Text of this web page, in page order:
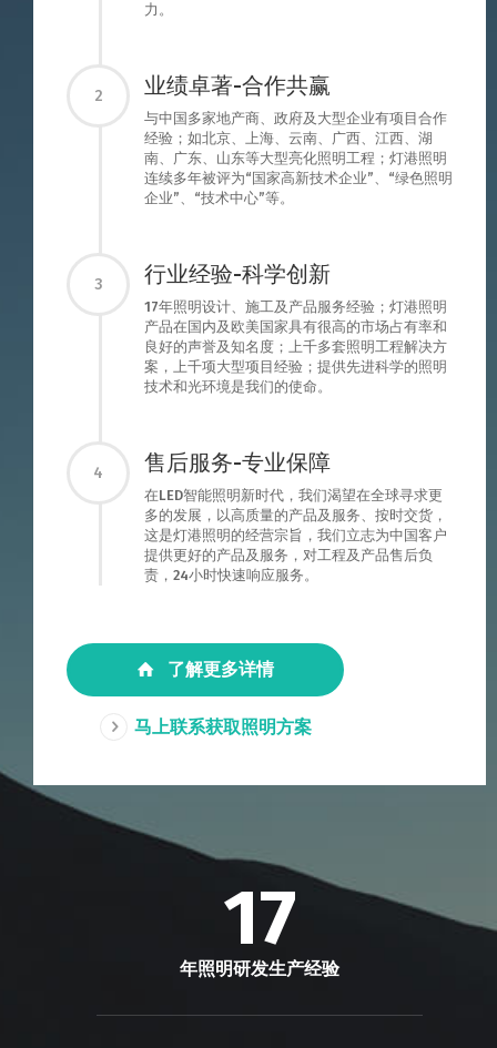
力。
2 业绩卓著-合作共赢
与中国多家地产商、政府及大型企业有项目合作
经验；如北京、上海、云南、广西、江西、湖
南、广东、山东等大型亮化照明工程；灯港照明
连续多年被评为“国家高新技术企业”、“绿色照明
企业”、“技术中心”等。
3 行业经验-科学创新
17年照明设计、施工及产品服务经验；灯港照明
产品在国内及欧美国家具有很高的市场占有率和
良好的声誉及知名度；上千多套照明工程解决方
案，上千项大型项目经验；提供先进科学的照明
技术和光环境是我们的使命。
4 售后服务-专业保障
在LED智能照明新时代，我们渴望在全球寻求更
多的发展，以高质量的产品及服务、按时交货，
这是灯港照明的经营宗旨，我们立志为中国客户
提供更好的产品及服务，对工程及产品售后负
责，24小时快速响应服务。
了解更多详情
马上联系获取照明方案
17
年照明研发生产经验